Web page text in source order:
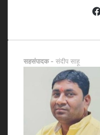
सहसंपादक - संदीप साहू